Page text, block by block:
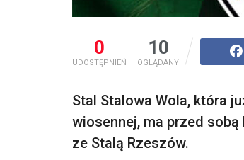
0
UDOSTĘPNIEŃ
10
OGLĄDANY
Stal Stalowa Wola, która
wiosennej, ma przed
ze Stalą Rzeszów.